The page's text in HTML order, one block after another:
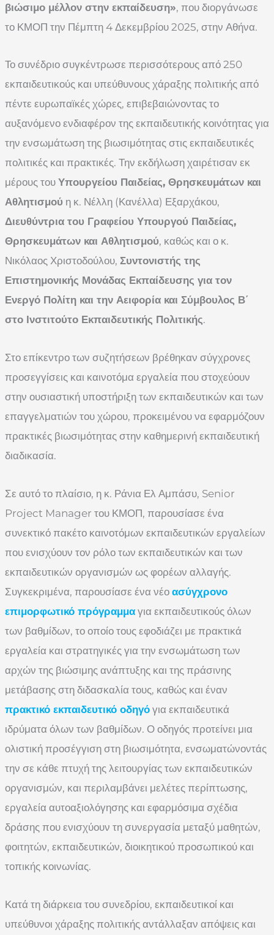
βιώσιμο μέλλον στην εκπαίδευση», που διοργάνωσε
το ΚΜΟΠ την Πέμπτη 4 Δεκεμβρίου 2025, στην Αθήνα.
Το συνέδριο συγκέντρωσε περισσότερους από 250
εκπαιδευτικούς και υπεύθυνους χάραξης πολιτικής από
πέντε ευρωπαϊκές χώρες, επιβεβαιώνοντας το
αυξανόμενο ενδιαφέρον της εκπαιδευτικής κοινότητας για
την ενσωμάτωση της βιωσιμότητας στις εκπαιδευτικές
πολιτικές και πρακτικές. Την εκδήλωση χαιρέτισαν εκ
μέρους του Υπουργείου Παιδείας, Θρησκευμάτων και
Αθλητισμού η κ. Νέλλη (Κανέλλα) Εξαρχάκου,
Διευθύντρια του Γραφείου Υπουργού Παιδείας,
Θρησκευμάτων και Αθλητισμού, καθώς και ο κ.
Νικόλαος Χριστοδούλου, Συντονιστής της
Επιστημονικής Μονάδας Εκπαίδευσης για τον
Ενεργό Πολίτη και την Αειφορία και Σύμβουλος Β΄
στο Ινστιτούτο Εκπαιδευτικής Πολιτικής.
Στο επίκεντρο των συζητήσεων βρέθηκαν σύγχρονες
προσεγγίσεις και καινοτόμα εργαλεία που στοχεύουν
στην ουσιαστική υποστήριξη των εκπαιδευτικών και των
επαγγελματιών του χώρου, προκειμένου να εφαρμόζουν
πρακτικές βιωσιμότητας στην καθημερινή εκπαιδευτική
διαδικασία.
Σε αυτό το πλαίσιο, η κ. Ράνια Ελ Αμπάσυ, Senior
Project Manager του ΚΜΟΠ, παρουσίασε ένα
συνεκτικό πακέτο καινοτόμων εκπαιδευτικών εργαλείων
που ενισχύουν τον ρόλο των εκπαιδευτικών και των
εκπαιδευτικών οργανισμών ως φορέων αλλαγής.
Συγκεκριμένα, παρουσίασε ένα νέο ασύγχρονο
επιμορφωτικό πρόγραμμα για εκπαιδευτικούς όλων
των βαθμίδων, το οποίο τους εφοδιάζει με πρακτικά
εργαλεία και στρατηγικές για την ενσωμάτωση των
αρχών της βιώσιμης ανάπτυξης και της πράσινης
μετάβασης στη διδασκαλία τους, καθώς και έναν
πρακτικό εκπαιδευτικό οδηγό για εκπαιδευτικά
ιδρύματα όλων των βαθμίδων. Ο οδηγός προτείνει μια
ολιστική προσέγγιση στη βιωσιμότητα, ενσωματώνοντάς
την σε κάθε πτυχή της λειτουργίας των εκπαιδευτικών
οργανισμών, και περιλαμβάνει μελέτες περίπτωσης,
εργαλεία αυτοαξιολόγησης και εφαρμόσιμα σχέδια
δράσης που ενισχύουν τη συνεργασία μεταξύ μαθητών,
φοιτητών, εκπαιδευτικών, διοικητικού προσωπικού και
τοπικής κοινωνίας.
Κατά τη διάρκεια του συνεδρίου, εκπαιδευτικοί και
υπεύθυνοι χάραξης πολιτικής αντάλλαξαν απόψεις και